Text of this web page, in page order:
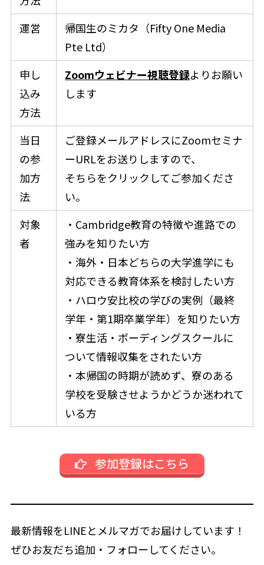
運営
帰国生のミカタ（Fifty One Media
Pte Ltd）
申し
込み
方法
Zoomウェビナー視聴登録よりお願い
します
当日
の参
加方
法
ご登録メールアドレスにZoomセミナ
ーURLをお送りしますので、
そちらをクリックしてご参加くださ
い。
対象
者
・Cambridge教育の特徴や進路での
強みを知りたい方
・海外・日本どちらの大学進学にも
対応できる教育体系を検討したい方
・ハロウ安比校の学びの実例（最終
学年・第1期卒業学年）を知りたい方
・寮生活・ボーディングスクールに
ついて情報収集をされたい方
・本帰国の時期が読めず、寮のある
学校を受験させようかどうか迷われて
いる方
参加登録はこちら
最新情報をLINEとメルマガでお届けしています！
ぜひお友だち追加・フォローしてください。